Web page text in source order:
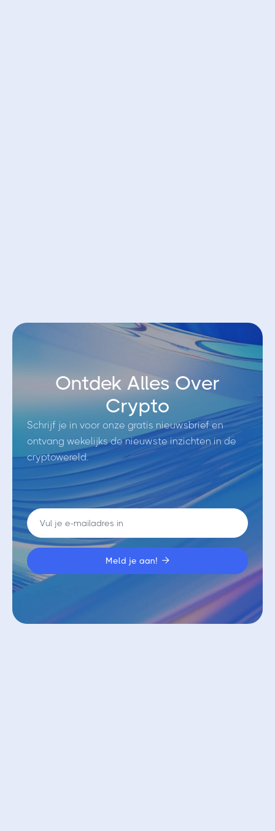
Ontdek Alles Over
Crypto
Schrijf je in voor onze gratis nieuwsbrief en
ontvang wekelijks de nieuwste inzichten in de
cryptowereld.
